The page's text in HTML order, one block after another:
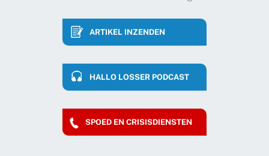
ARTIKEL INZENDEN
HALLO LOSSER PODCAST
SPOED EN CRISISDIENSTEN